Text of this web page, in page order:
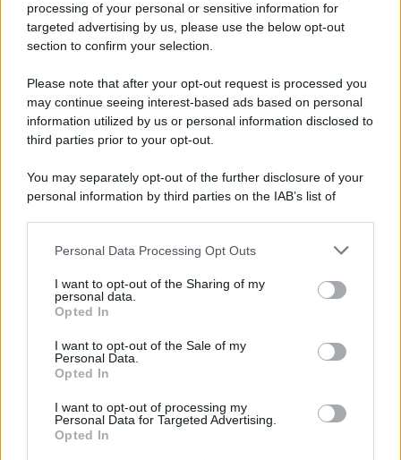
processing of your personal or sensitive information for
targeted advertising by us, please use the below opt-out
section to confirm your selection.
Please note that after your opt-out request is processed you
may continue seeing interest-based ads based on personal
information utilized by us or personal information disclosed to
third parties prior to your opt-out.
You may separately opt-out of the further disclosure of your
personal information by third parties on the IAB’s list of
This information may also be disclosed by us to third parties
disclose it to other third parties.
Please note that this website/app uses one or more Google
services and may gather and store information including but
not limited to your visit or usage behaviour. You may click to
grant or deny consent to Google and its third-party tags to
consent section.
Personal Data Processing Opt Outs
I want to opt-out of the Sharing of my
personal data.
Opted In
I want to opt-out of the Sale of my
Personal Data.
Opted In
I want to opt-out of processing my
Personal Data for Targeted Advertising.
Opted In
LEGGI GRATIS IL NOSTRO EBOOK
Categorie
Dizionario dei Sogni – B
Dizionario dei Sogni – C
Dizionario dei Sogni – D
Dizionario dei Sogni – E
Dizionario dei Sogni – F
Dizionario dei Sogni – G
Dizionario dei Sogni – I